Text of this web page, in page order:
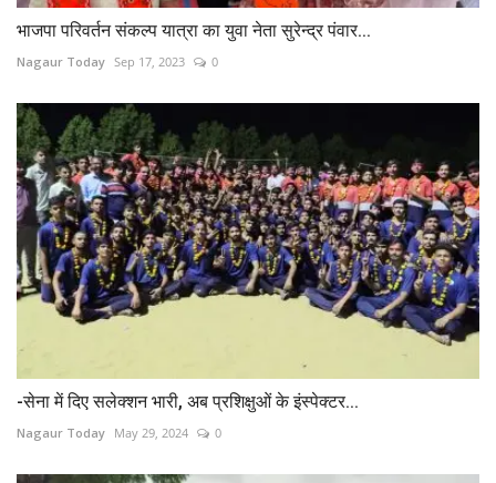
भाजपा परिवर्तन संकल्प यात्रा का युवा नेता सुरेन्द्र पंवार...
Nagaur Today Sep 17, 2023 0
-सेना में दिए सलेक्शन भारी, अब प्रशिक्षुओं के इंस्पेक्टर...
Nagaur Today May 29, 2024 0